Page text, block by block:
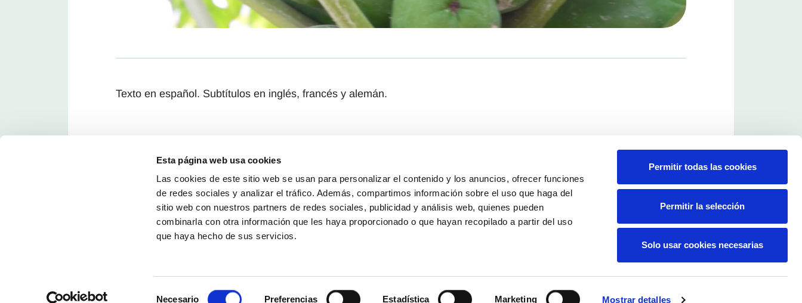
Esta página web usa cookies
Las cookies de este sitio web se usan para personalizar el contenido y los anuncios, ofrecer funciones
de redes sociales y analizar el tráfico. Además, compartimos información sobre el uso que haga del
sitio web con nuestros partners de redes sociales, publicidad y análisis web, quienes pueden
combinarla con otra información que les haya proporcionado o que hayan recopilado a partir del uso
que haya hecho de sus servicios.
Necesario Preferencias Estadística Marketing Mostrar detalles
Permitir todas las cookies
Permitir la selección
Solo usar cookies necesarias
Texto en español. Subtítulos en inglés, francés y alemán.